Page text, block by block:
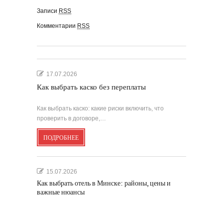
Записи RSS
Комментарии RSS
17.07.2026
Как выбрать каско без переплаты
Как выбрать каско: какие риски включить, что
проверить в договоре,…
ПОДРОБНЕЕ
15.07.2026
Как выбрать отель в Минске: районы, цены и
важные нюансы